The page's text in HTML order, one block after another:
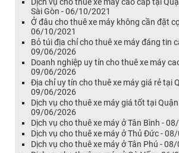
Dịch vụ cho thuê xe máy cao cấp tại
Sài Gòn - 06/10/2021
Ở đâu cho thuê xe máy không cần đặt
06/10/2021
Bỏ túi địa chỉ cho thuê xe máy đáng tin
09/06/2026
Doanh nghiệp uy tín cho thuê xe máy
09/06/2026
Địa chỉ uy tín cho thuê xe máy giá rẻ tại
09/06/2026
Dịch vụ cho thuê xe máy giá tốt tại
09/06/2026
Dịch vụ cho thuê xe máy ở Tân Bình -
Dịch vụ cho thuê xe máy ở Thủ Đức -
Dịch vụ cho thuê xe máy ở Tân Phú -